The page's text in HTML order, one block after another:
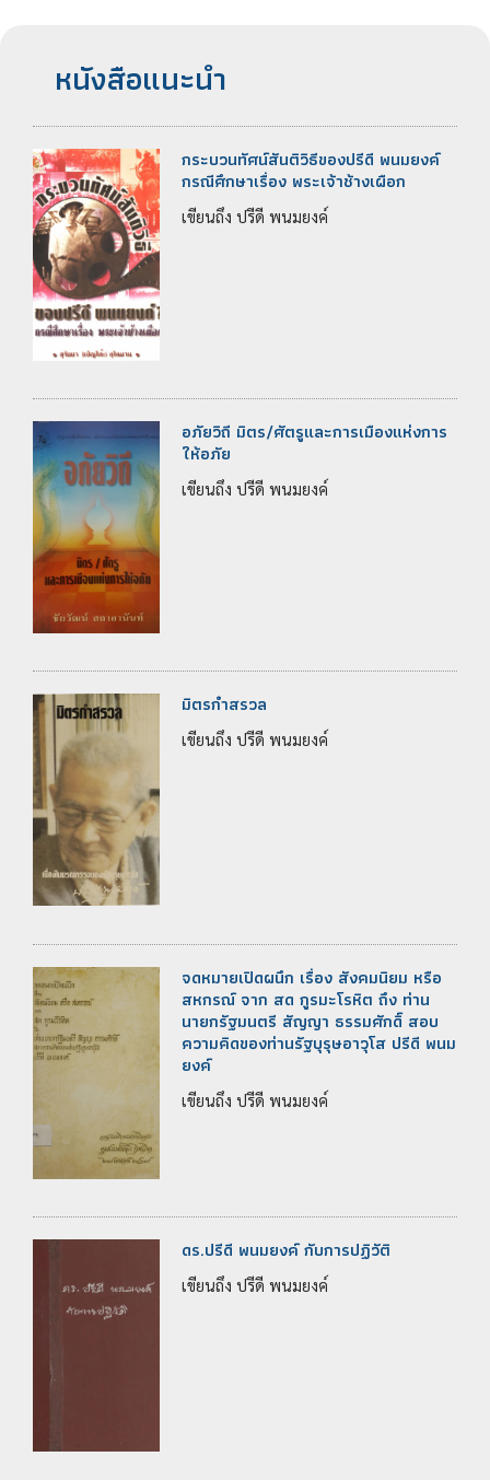
หนังสือแนะนำ
กระบวนทัศน์สันติวิธีของปรีดี พนมยงค์
กรณีศึกษาเรื่อง พระเจ้าช้างเผือก
เขียนถึง ปรีดี พนมยงค์
อภัยวิถี มิตร/ศัตรูและการเมืองแห่งการ
ให้อภัย
เขียนถึง ปรีดี พนมยงค์
มิตรกำสรวล
เขียนถึง ปรีดี พนมยงค์
จดหมายเปิดผนึก เรื่อง สังคมนิยม หรือ
สหกรณ์ จาก สด กูรมะโรหิต ถึง ท่าน
นายกรัฐมนตรี สัญญา ธรรมศักดิ์ สอบ
ความคิดของท่านรัฐบุรุษอาวุโส ปรีดี พนม
ยงค์
เขียนถึง ปรีดี พนมยงค์
ดร.ปรีดี พนมยงค์ กับการปฏิวัติ
เขียนถึง ปรีดี พนมยงค์